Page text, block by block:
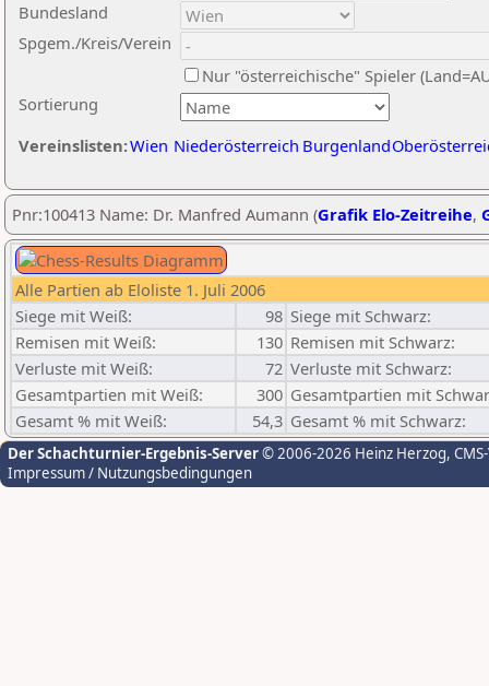
Sortierung
Bundesland
Spgem./Kreis/Verein
Nur "österreichische" Spieler
Vereinslisten:Wien Niederösterreich Burgenland
Pnr:100413 Name: Dr. Manfred Aumann (Grafik Elo-Zeitreihe,
Alle Partien ab Eloliste 1. Juli 2006
Siege mit Weiß:
98 Siege mit Schwarz:
Remisen mit Weiß:
130 Remisen mit Schwarz:
Verluste mit Weiß:
72 Verluste mit Schwarz:
Gesamtpartien mit Weiß:
300 Gesamtpartien mit
Gesamt % mit Weiß:
54,3 Gesamt % mit Schwarz:
Der Schachturnier-Ergebnis-Server© 2006-2026 Heinz Herzog,
Impressum / Nutzungsbedingungen